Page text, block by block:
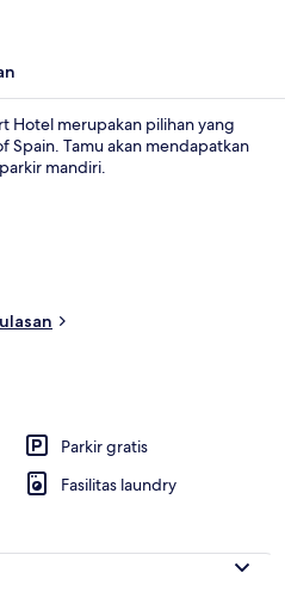
Suite Eksekutif | Area keluarga
Hotel merupakan pilihan yang
Spain. Tamu akan mendapatkan
mandiri.
Parkir gratis
Fasilitas laundry